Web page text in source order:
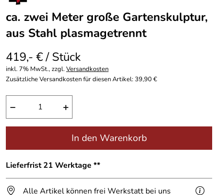
ca. zwei Meter große Gartenskulptur,
aus Stahl plasmagetrennt
419,- € / Stück
inkl. 7% MwSt., zzgl.Versandkosten
Zusätzliche Versandkosten für diesen Artikel: 39,90 €
− +
In den Warenkorb
Lieferfrist 21 Werktage **
Alle Artikel können frei Werkstatt bei uns